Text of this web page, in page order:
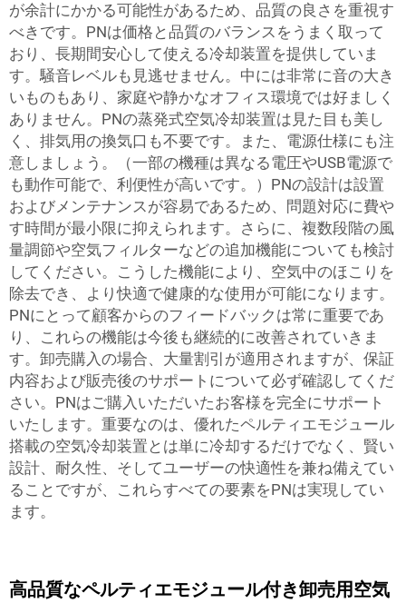
が余計にかかる可能性があるため、品質の良さを重視す
べきです。PNは価格と品質のバランスをうまく取って
おり、長期間安心して使える冷却装置を提供していま
す。騒音レベルも見逃せません。中には非常に音の大き
いものもあり、家庭や静かなオフィス環境では好ましく
ありません。PNの蒸発式空気冷却装置は見た目も美し
く、排気用の換気口も不要です。また、電源仕様にも注
意しましょう。（一部の機種は異なる電圧やUSB電源で
も動作可能で、利便性が高いです。）PNの設計は設置
およびメンテナンスが容易であるため、問題対応に費や
す時間が最小限に抑えられます。さらに、複数段階の風
量調節や空気フィルターなどの追加機能についても検討
してください。こうした機能により、空気中のほこりを
除去でき、より快適で健康的な使用が可能になります。
PNにとって顧客からのフィードバックは常に重要であ
り、これらの機能は今後も継続的に改善されていきま
す。卸売購入の場合、大量割引が適用されますが、保証
内容および販売後のサポートについて必ず確認してくだ
さい。PNはご購入いただいたお客様を完全にサポート
いたします。重要なのは、優れたペルティエモジュール
搭載の空気冷却装置とは単に冷却するだけでなく、賢い
設計、耐久性、そしてユーザーの快適性を兼ね備えてい
ることですが、これらすべての要素をPNは実現してい
ます。
高品質なペルティエモジュール付き卸売用空気